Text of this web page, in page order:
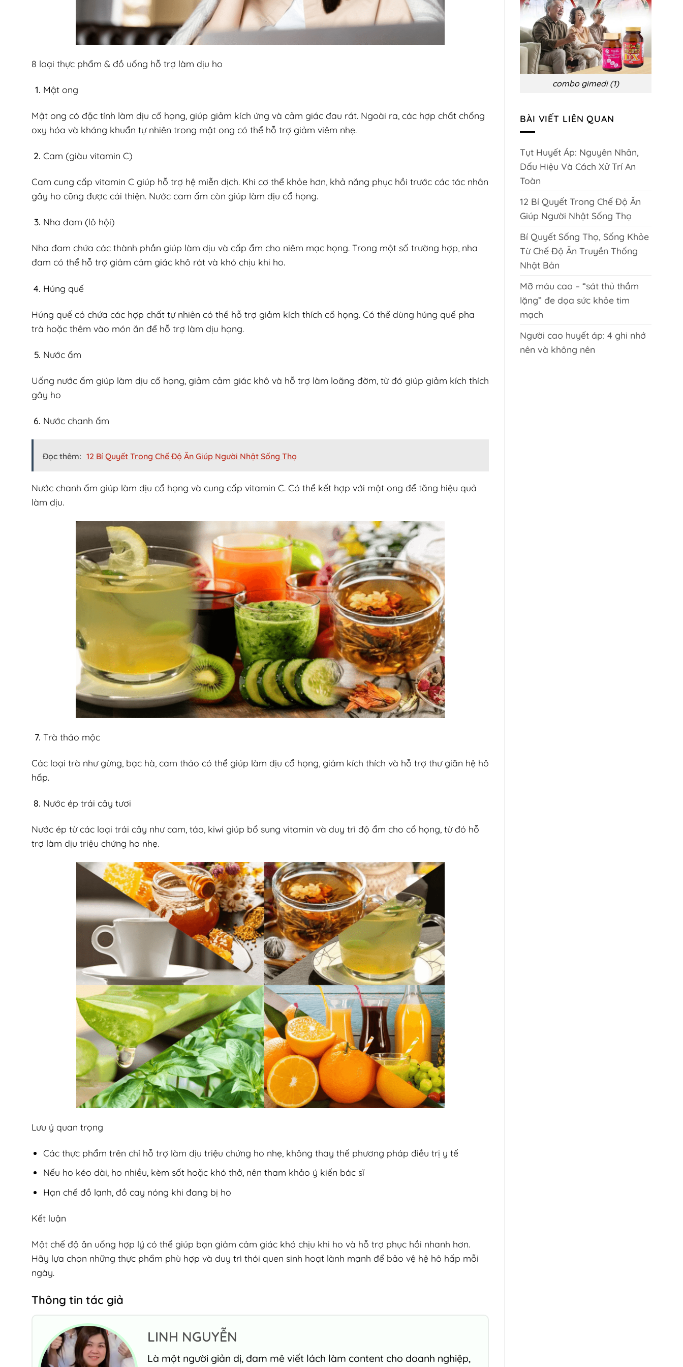
8 loại thực phẩm & đồ uống hỗ trợ làm dịu ho
Mật ong
Mật ong có đặc tính làm dịu cổ họng, giúp giảm kích ứng và cảm giác đau rát. Ngoài ra, các hợp chất chống
oxy hóa và kháng khuẩn tự nhiên trong mật ong có thể hỗ trợ giảm viêm nhẹ.
Cam (giàu vitamin C)
Cam cung cấp vitamin C giúp hỗ trợ hệ miễn dịch. Khi cơ thể khỏe hơn, khả năng phục hồi trước các tác nhân
gây ho cũng được cải thiện. Nước cam ấm còn giúp làm dịu cổ họng.
Nha đam (lô hội)
Nha đam chứa các thành phần giúp làm dịu và cấp ẩm cho niêm mạc họng. Trong một số trường hợp, nha
đam có thể hỗ trợ giảm cảm giác khô rát và khó chịu khi ho.
Húng quế
Húng quế có chứa các hợp chất tự nhiên có thể hỗ trợ giảm kích thích cổ họng. Có thể dùng húng quế pha
trà hoặc thêm vào món ăn để hỗ trợ làm dịu họng.
Nước ấm
Uống nước ấm giúp làm dịu cổ họng, giảm cảm giác khô và hỗ trợ làm loãng đờm, từ đó giúp giảm kích thích
gây ho
Nước chanh ấm
Đọc thêm: 12 Bí Quyết Trong Chế Độ Ăn Giúp Người Nhật Sống Thọ
Nước chanh ấm giúp làm dịu cổ họng và cung cấp vitamin C. Có thể kết hợp với mật ong để tăng hiệu quả
làm dịu.
Trà thảo mộc
Các loại trà như gừng, bạc hà, cam thảo có thể giúp làm dịu cổ họng, giảm kích thích và hỗ trợ thư giãn hệ hô
hấp.
Nước ép trái cây tươi
Nước ép từ các loại trái cây như cam, táo, kiwi giúp bổ sung vitamin và duy trì độ ẩm cho cổ họng, từ đó hỗ
trợ làm dịu triệu chứng ho nhẹ.
Lưu ý quan trọng
Các thực phẩm trên chỉ hỗ trợ làm dịu triệu chứng ho nhẹ, không thay thế phương pháp điều trị y tế
Nếu ho kéo dài, ho nhiều, kèm sốt hoặc khó thở, nên tham khảo ý kiến bác sĩ
Hạn chế đồ lạnh, đồ cay nóng khi đang bị ho
Kết luận
Một chế độ ăn uống hợp lý có thể giúp bạn giảm cảm giác khó chịu khi ho và hỗ trợ phục hồi nhanh hơn.
Hãy lựa chọn những thực phẩm phù hợp và duy trì thói quen sinh hoạt lành mạnh để bảo vệ hệ hô hấp mỗi
ngày.
Thông tin tác giả
LINH NGUYỄN
Là một người giản dị, đam mê viết lách làm content cho doanh nghiệp,
biến
chứng
và
phòng
ngừa
combo gimedi (1)
BÀI VIẾT LIÊN QUAN
Tụt Huyết Áp: Nguyên Nhân,
Dấu Hiệu Và Cách Xử Trí An
Toàn
12 Bí Quyết Trong Chế Độ Ăn
Giúp Người Nhật Sống Thọ
Bí Quyết Sống Thọ, Sống Khỏe
Từ Chế Độ Ăn Truyền Thống
Nhật Bản
Mỡ máu cao – “sát thủ thầm
lặng” đe dọa sức khỏe tim
mạch
Người cao huyết áp: 4 ghi nhớ
nên và không nên